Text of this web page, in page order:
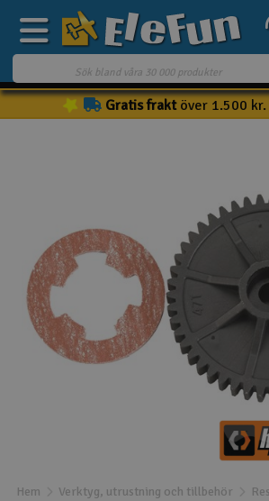
Veckans erbjudande
3D-print
Batteri & laddare
Bilar
Drönare
Gratis fraktöver 1.500
Hem Verktyg, utrustning och tillbehör